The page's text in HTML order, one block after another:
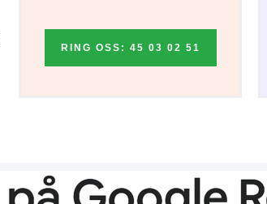
RING OSS: 45 03 02 51